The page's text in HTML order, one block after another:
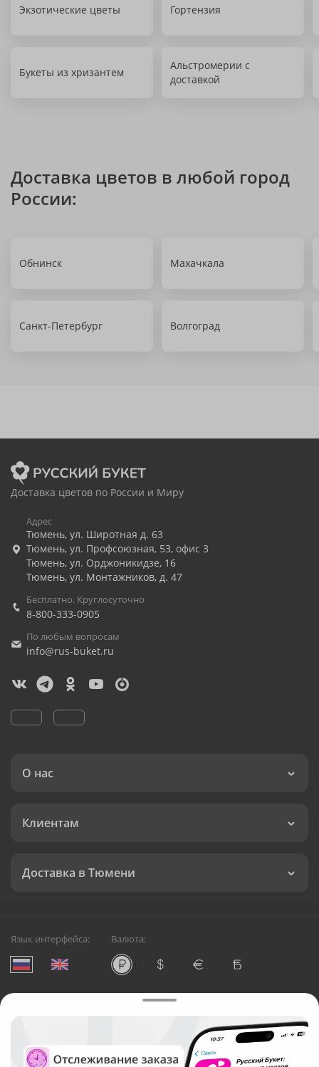
Экзотические цветы Гортензия
Букеты из хризантем
Альстромерии с
доставкой
Доставка цветов в любой город
России:
Обнинск Махачкала
Санкт-Петербург Волгоград
Доставка цветов по России и Миру
Адрес
Тюмень, ул. Широтная д. 63
Тюмень, ул. Профсоюзная, 53, офис 3
Тюмень, ул. Орджоникидзе, 16
Тюмень, ул. Монтажников, д. 47
Бесплатно. Круглосуточно
8-800-333-0905
По любым вопросам
info@rus-buket.ru
О нас
Клиентам
Доставка в Тюмени
Язык интерфейса: Валюта:
Служба круглосуточной доставки цветов в Тюмени
Русский Букет, 2026
Общество с ограниченной ответственностью «Технология»
ОГРН: 1195476081745, ИНН: 5410081997